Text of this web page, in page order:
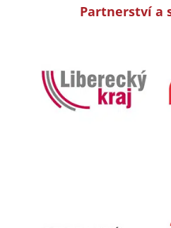
Partnerství a